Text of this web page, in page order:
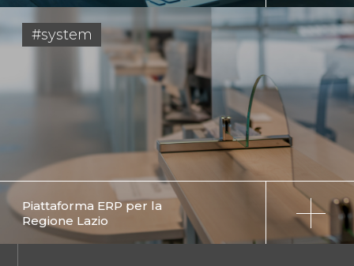
#system
Piattaforma ERP per la
Regione Lazio